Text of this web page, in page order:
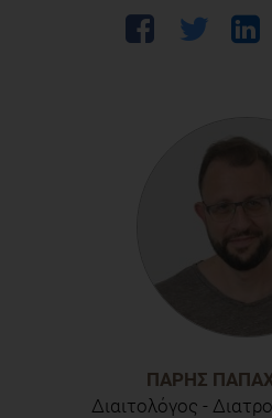
ΠΆΡΗΣ
Διαιτολόγος -